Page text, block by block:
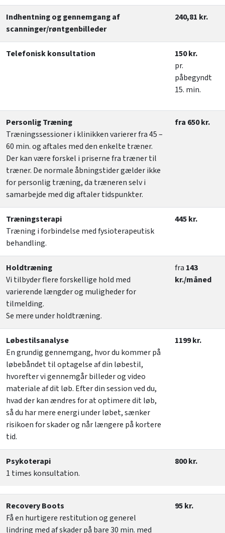
Indhentning og gennemgang af
scanninger/røntgenbilleder
240,81 kr.
Telefonisk konsultation
150 kr.
pr.
påbegyndt
15. min.
Personlig Træning
Træningssessioner i klinikken varierer fra 45 –
60 min. og aftales med den enkelte træner.
Der kan være forskel i priserne fra træner til
træner. De normale åbningstider gælder ikke
for personlig træning, da træneren selv i
samarbejde med dig aftaler tidspunkter.
fra 650 kr.
Træningsterapi
Træning i forbindelse med fysioterapeutisk
behandling.
445 kr.
Holdtræning
Vi tilbyder flere forskellige hold med
varierende længder og muligheder for
tilmelding.
Se mere under holdtræning.
fra 143
kr./måned
Løbestilsanalyse
En grundig gennemgang, hvor du kommer på
løbebåndet til optagelse af din løbestil,
hvorefter vi gennemgår billeder og video
materiale af dit løb. Efter din session ved du,
hvad der kan ændres for at optimere dit løb,
så du har mere energi under løbet, sænker
risikoen for skader og når længere på kortere
tid.
1199 kr.
Psykoterapi
1 times konsultation.
800 kr.
Recovery Boots
Få en hurtigere restitution og generel
lindring med af skader på bare 30 min. med
95 kr.